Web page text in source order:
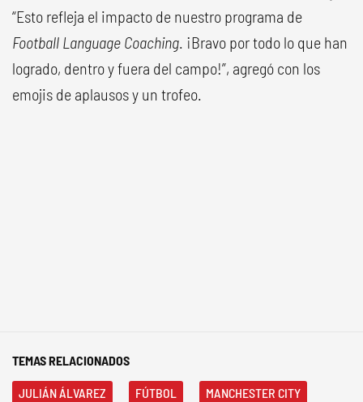
“Esto refleja el impacto de nuestro programa de
Football Language Coaching. ¡Bravo por todo lo que han
logrado, dentro y fuera del campo!”, agregó con los
emojis de aplausos y un trofeo.
TEMAS RELACIONADOS
JULIÁN ÁLVAREZ FÚTBOL MANCHESTER CITY